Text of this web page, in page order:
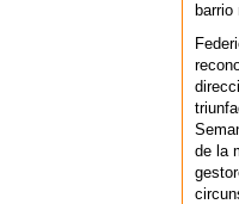
de la